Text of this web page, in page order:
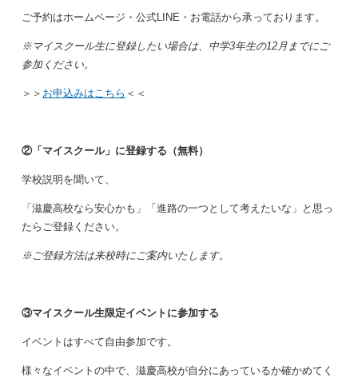
ご予約はホームページ・公式LINE・お電話から承っております。
※マイスクール生に登録したい場合は、中学3年生の12月までにご
参加ください。
＞＞ お申込みはこちら ＜＜
②「マイスクール」に登録する（無料）
学校説明を聞いて、
「滋慶高校なら安心かも」「進路の一つとして考えたいな」と思っ
たらご登録ください。
※ご登録方法は来校時にご案内いたします。
③マイスクール生限定イベントに参加する
イベントはすべて自由参加です。
様々なイベントの中で、滋慶高校が自分にあっているか確かめてく